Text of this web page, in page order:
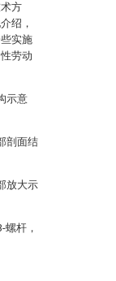
方
绍，
实施
劳动
示意
剖面结
放大示
螺杆，